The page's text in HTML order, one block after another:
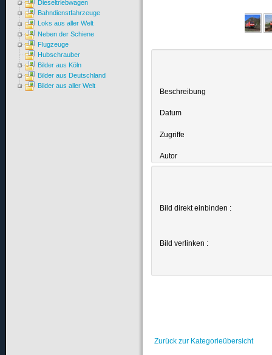
Beschreibung
Datum
Zugriffe
Autor
Bild direkt einbinden :
Bild verlinken :
Zurück zur Kategorieübersicht
Dieseltriebwagen
Bahndienstfahrzeuge
Loks aus aller Welt
Neben der Schiene
Flugzeuge
Hubschrauber
Bilder aus Köln
Bilder aus Deutschland
Bilder aus aller Welt